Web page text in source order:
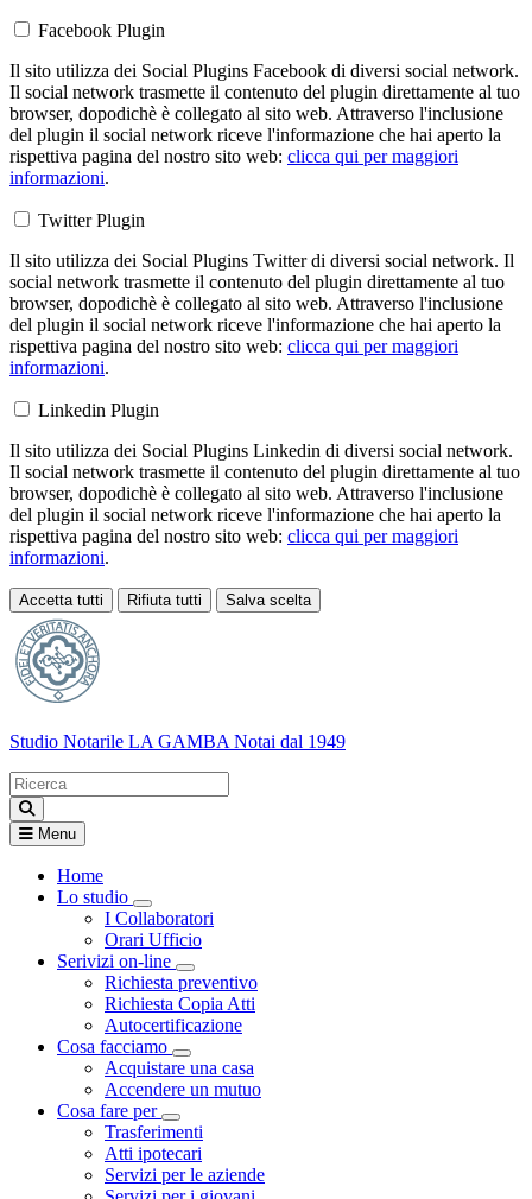
Facebook Plugin
Il sito utilizza dei Social Plugins Facebook di diversi social network.
Il social network trasmette il contenuto del plugin direttamente al tuo
browser, dopodichè è collegato al sito web. Attraverso l'inclusione
del plugin il social network riceve l'informazione che hai aperto la
rispettiva pagina del nostro sito web: clicca qui per maggiori
informazioni.
Twitter Plugin
Il sito utilizza dei Social Plugins Twitter di diversi social network. Il
social network trasmette il contenuto del plugin direttamente al tuo
browser, dopodichè è collegato al sito web. Attraverso l'inclusione
del plugin il social network riceve l'informazione che hai aperto la
rispettiva pagina del nostro sito web: clicca qui per maggiori
informazioni.
Linkedin Plugin
Il sito utilizza dei Social Plugins Linkedin di diversi social network.
Il social network trasmette il contenuto del plugin direttamente al tuo
browser, dopodichè è collegato al sito web. Attraverso l'inclusione
del plugin il social network riceve l'informazione che hai aperto la
rispettiva pagina del nostro sito web: clicca qui per maggiori
informazioni.
Accetta tutti Rifiuta tutti Salva scelta
Loading...
Studio Notarile LA GAMBA Notai dal 1949
Menu
Home
Lo studio
Visualizza menù di secondo livello
I Collaboratori
Orari Ufficio
Serivizi on-line
Visualizza menù di secondo livello
Richiesta preventivo
Richiesta Copia Atti
Autocertificazione
Cosa facciamo
Visualizza menù di secondo livello
Acquistare una casa
Accendere un mutuo
Cosa fare per
Visualizza menù di secondo livello
Trasferimenti
Atti ipotecari
Servizi per le aziende